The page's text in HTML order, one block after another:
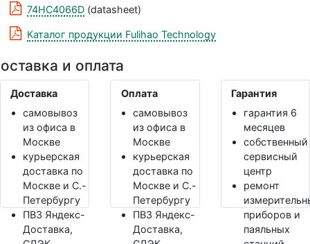
74HC4066D (datasheet)
Каталог продукции Fulihao Technology
и оплата
Доставка
самовывоз
из офиса в
Москве
курьерская
доставка по
Москве и С.-
Петербургу
ПВЗ Яндекс-
Доставка,
Оплата
самовывоз
из офиса в
Москве
курьерская
доставка по
Москве и С.-
Петербургу
ПВЗ Яндекс-
Доставка,
Гарантия
гарантия 6
месяцев
собственный
сервисный
центр
ремонт
приборов и
паяльных